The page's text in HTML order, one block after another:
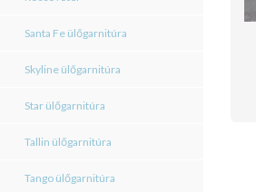
Santa Fe ülőgarnitúra
Skyline ülőgarnitúra
Star ülőgarnitúra
Tallin ülőgarnitúra
Tango ülőgarnitúra